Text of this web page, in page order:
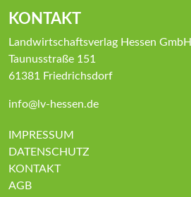
KONTAKT
Landwirtschaftsverlag Hessen GmbH
Taunusstraße 151
61381 Friedrichsdorf
info@lv-hessen.de
IMPRESSUM
DATENSCHUTZ
KONTAKT
AGB